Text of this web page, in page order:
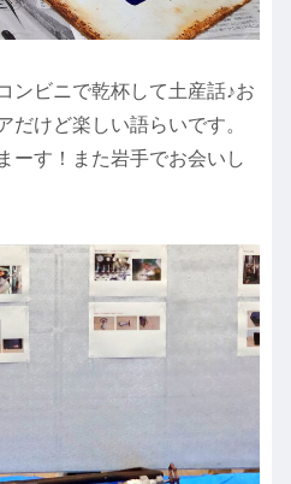
ンビニで乾杯して土産話♪お
だけど楽しい語らいです。
ーす！また岩手でお会いし